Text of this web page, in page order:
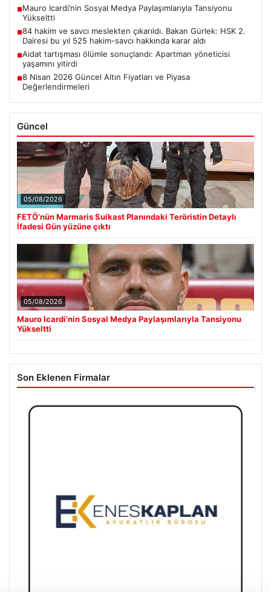
■Mauro Icardi’nin Sosyal Medya Paylaşımlarıyla Tansiyonu
Yükseltti
■84 hakim ve savcı meslekten çıkarıldı. Bakan Gürlek: HSK 2.
Dairesi bu yıl 525 hakim-savcı hakkında karar aldı
■Aidat tartışması ölümle sonuçlandı: Apartman yöneticisi
yaşamını yitirdi
■8 Nisan 2026 Güncel Altın Fiyatları ve Piyasa
Değerlendirmeleri
Güncel
05/08/2026
FETÖ’nün Marmaris Suikast Planındaki Teröristin Detaylı
İfadesi Gün yüzüne çıktı
05/08/2026
Mauro Icardi’nin Sosyal Medya Paylaşımlarıyla Tansiyonu
Yükseltti
Son Eklenen Firmalar